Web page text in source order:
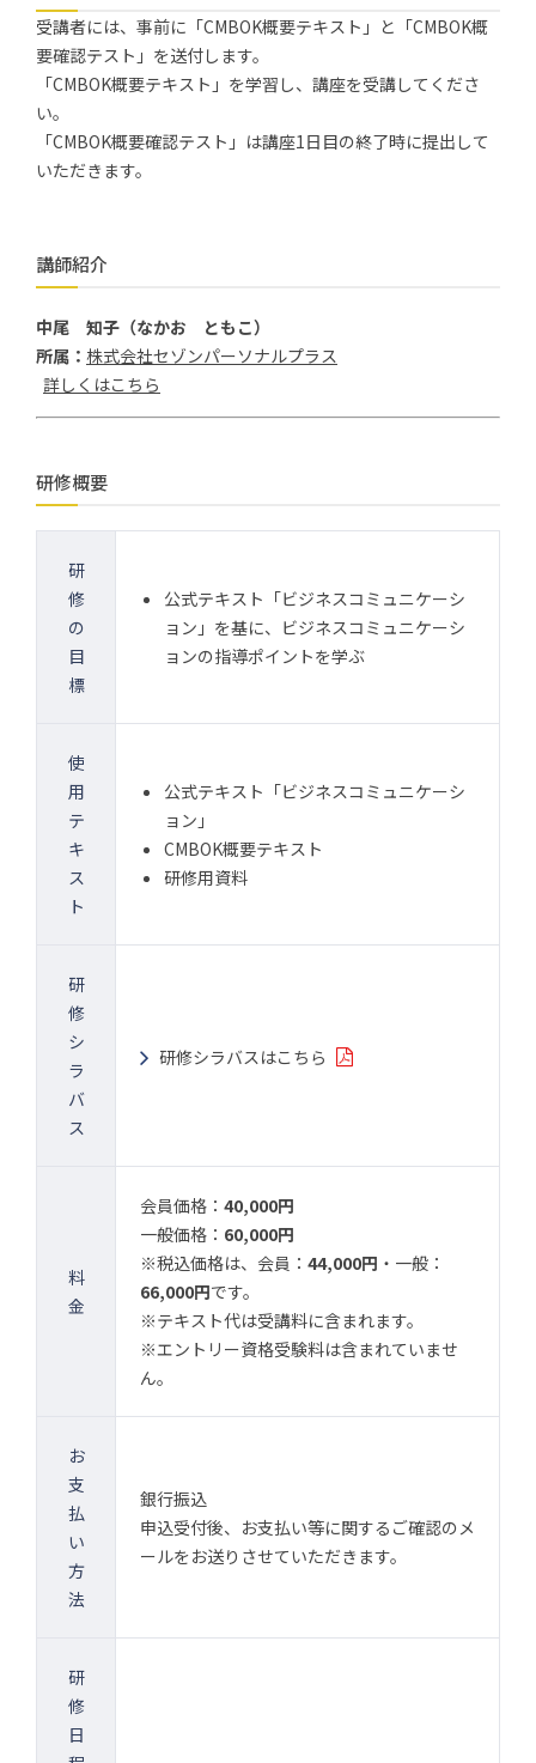
受講者には、事前に「CMBOK概要テキスト」と「CMBOK概
要確認テスト」を送付します。
「CMBOK概要テキスト」を学習し、講座を受講してくださ
い。
「CMBOK概要確認テスト」は講座1日目の終了時に提出して
いただきます。
講師紹介
中尾 知子（なかお ともこ）
所属： 株式会社セゾンパーソナルプラス
詳しくはこちら
研修概要
研
修
の
目
標
公式テキスト「ビジネスコミュニケーシ
ョン」を基に、ビジネスコミュニケーシ
ョンの指導ポイントを学ぶ
使
用
テ
キ
ス
ト
公式テキスト「ビジネスコミュニケーシ
ョン」
CMBOK概要テキスト
研修用資料
研
修
シ
ラ
バ
ス
研修シラバスはこちら
料
金
会員価格： 40,000円
一般価格： 60,000円
※税込価格は、会員： 44,000円 ・一般：
66,000円です。
※テキスト代は受講料に含まれます。
※エントリー資格受験料は含まれていませ
ん。
お
支
払
い
方
法
銀行振込
申込受付後、お支払い等に関するご確認のメ
ールをお送りさせていただきます。
研
修
日